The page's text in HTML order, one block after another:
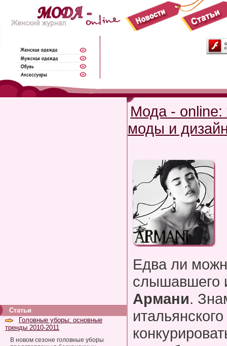
Статьи
Головные уборы: основные
тренды 2010-2011
В новом сезоне головные уборы
Мода - online:
моды и
Едва ли
слышавшего
Армани.